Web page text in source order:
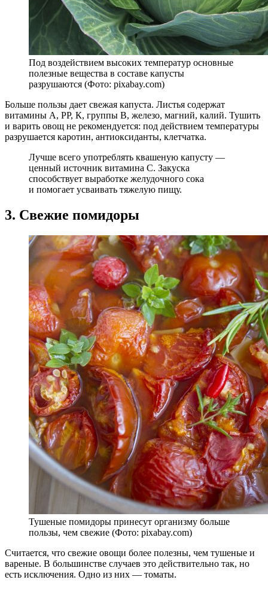
Под воздействием высоких температур основные
полезные вещества в составе капусты
разрушаются (Фото: pixabay.com)
Больше пользы дает свежая капуста. Листья содержат
витамины А, РР, К, группы В, железо, магний, калий. Тушить
и варить овощ не рекомендуется: под действием температуры
разрушается каротин, антиоксиданты, клетчатка.
Лучше всего употреблять квашеную капусту —
ценный источник витамина С. Закуска
способствует выработке желудочного сока
и помогает усваивать тяжелую пищу.
3. Свежие помидоры
Тушеные помидоры принесут организму больше
пользы, чем свежие (Фото: pixabay.com)
Считается, что свежие овощи более полезны, чем тушеные и
вареные. В большинстве случаев это действительно так, но
есть исключения. Одно из них — томаты.